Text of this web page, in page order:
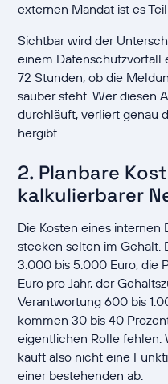
externen Mandat ist es
Sichtbar wird der
einem Datenschutzvorfall
72 Stunden, ob die
sauber steht. Wer diesen
durchläuft, verliert genau
hergibt.
2. Planbare
kalkulierbarer
Die Kosten eines
stecken selten im Gehalt.
3.000 bis 5.000 Euro, die
Euro pro Jahr, der
Verantwortung 600 bis
kommen 30 bis 40
eigentlichen Rolle fehlen.
kauft also nicht eine
einer bestehenden ab.